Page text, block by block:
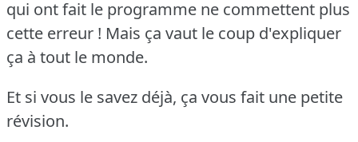
qui ont fait le programme ne commettent plus
cette erreur ! Mais ça vaut le coup d'expliquer
ça à tout le monde.
Et si vous le savez déjà, ça vous fait une petite
révision.